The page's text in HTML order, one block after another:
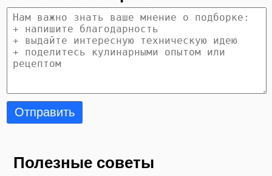
Отправить
Полезные советы